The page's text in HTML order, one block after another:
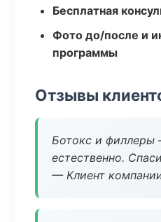
Бесплатная
Фото до/после и
программы
Отзывы
Ботокс и филлеры
естественно.
— Клиент